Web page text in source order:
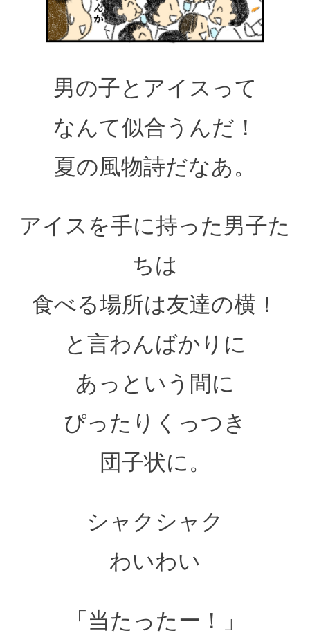
男の子とアイスって
なんて似合うんだ！
夏の風物詩だなあ。
アイスを手に持った男子た
ちは
食べる場所は友達の横！
と言わんばかりに
あっという間に
ぴったりくっつき
団子状に。
シャクシャク
わいわい
「当たったー！」